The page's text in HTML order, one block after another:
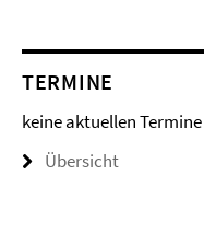
TERMINE
keine aktuellen Termine
Übersicht